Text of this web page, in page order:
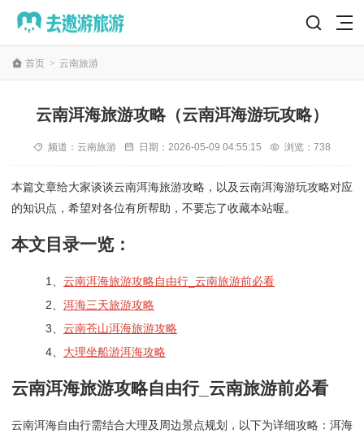
首页 > 云南旅游
云南洱海旅游攻略（云南洱海游玩攻略）
频道： 云南旅游 日期： 2026-05-09 04:55:15 浏览：738
本篇文章给大家谈谈云南洱海旅游攻略，以及云南洱海游玩攻略对应
的知识点，希望对各位有所帮助，不要忘了收藏本站喔。
本文目录一览：
1、 云南洱海旅游攻略自由行_云南旅游前必看
2、 洱海三天旅游攻略
3、 云南苍山洱海旅游攻略
4、 大理坐船游洱海攻略
云南洱海旅游攻略自由行_云南旅游前必看
云南洱海自由行需结合大理及周边景点规划，以下为详细攻略：洱海